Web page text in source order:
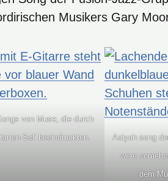
Musikers Gary
von Muse, die durch
Soli beeindruckten.
Aalyah sang
were
dem